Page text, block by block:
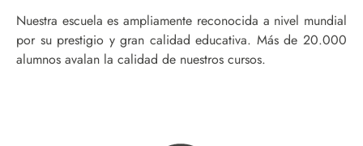
Nuestra escuela es ampliamente reconocida a nivel mundial
por su prestigio y gran calidad educativa. Más de 20.000
alumnos avalan la calidad de nuestros cursos.